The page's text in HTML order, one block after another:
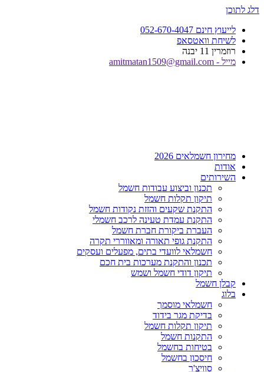
דלג לתוכן
לייעוץ חינם 052-670-4047
לשיחת וואטסאפ
רוזמרין 11 יבנה
מייל - amitmatan1509@gmail.com
מחירון חשמלאים 2026
אודות
השירותים
תכנון וביצוע עבודות חשמל
תיקון תקלות חשמל
התקנת שקעים והזזת נקודות חשמל
התקנת עמדת טעינה לרכב חשמלי
העברת ביקורת חברת חשמל
התקנת גופי תאורה ומאווררי תקרה
חשמלאי לוועדי בתים, מפעלים ועסקים
תכנון והתקנת מערכות בית חכם
תיקון דודי חשמל ושמש
קבלן חשמל
בלוג
חשמלאי מוסמך
בדיקת מגר בידוד
תיקון תקלות חשמל
התקנות חשמל
בטיחות בחשמל
חיסכון בחשמל
סוויצ'ר